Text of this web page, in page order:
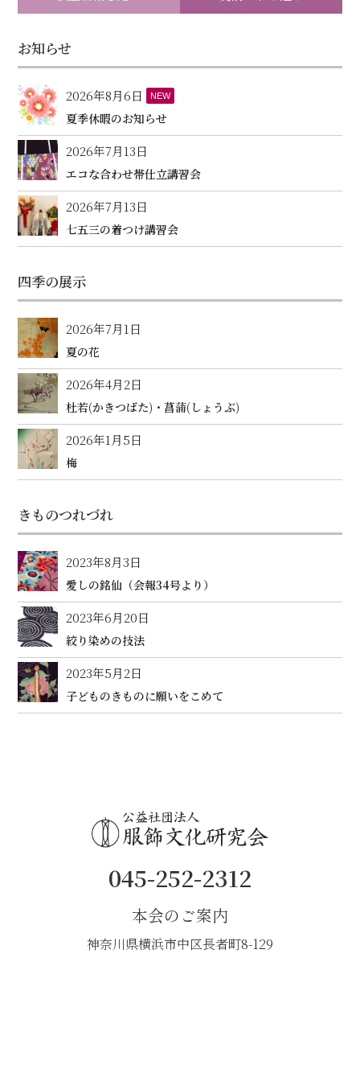
お知らせ
2026年8月6日 NEW
夏季休暇のお知らせ
2026年7月13日
エコな合わせ帯仕立講習会
2026年7月13日
七五三の着つけ講習会
四季の展示
2026年7月1日
夏の花
2026年4月2日
杜若(かきつばた)・菖蒲(しょうぶ)
2026年1月5日
梅
きものつれづれ
2023年8月3日
愛しの銘仙（会報34号より）
2023年6月20日
絞り染めの技法
2023年5月2日
子どものきものに願いをこめて
045-252-2312
本会のご案内
神奈川県横浜市中区長者町8-129